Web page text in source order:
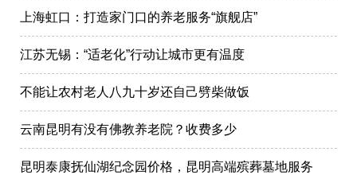
上海虹口：打造家门口的养老服务“旗舰店”
江苏无锡：“适老化”行动让城市更有温度
不能让农村老人八九十岁还自己劈柴做饭
云南昆明有没有佛教养老院？收费多少
昆明泰康抚仙湖纪念园价格，昆明高端殡葬墓地服务